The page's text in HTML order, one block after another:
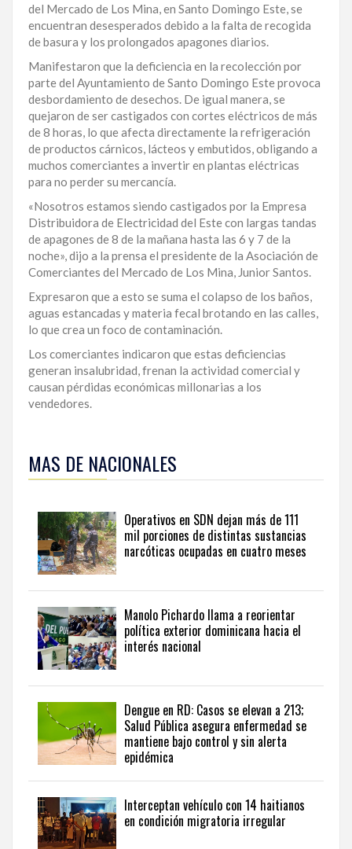
SANTO
DOMINGO
SANTIAGO
SAN
JUAN
LA
ALTAGRACIA
PUERTO
PLATA
CONTÁCTENOS
del Mercado de Los Mina, en Santo Domingo Este, se
encuentran desesperados debido a la falta de recogida
de basura y los prolongados apagones diarios.
Manifestaron que la deficiencia en la recolección por
parte del Ayuntamiento de Santo Domingo Este provoca
desbordamiento de desechos. De igual manera, se
quejaron de ser castigados con cortes eléctricos de más
de 8 horas, lo que afecta directamente la refrigeración
de productos cárnicos, lácteos y embutidos, obligando a
muchos comerciantes a invertir en plantas eléctricas
para no perder su mercancía.
«Nosotros estamos siendo castigados por la Empresa
Distribuidora de Electricidad del Este con largas tandas
de apagones de 8 de la mañana hasta las 6 y 7 de la
noche», dijo a la prensa el presidente de la Asociación de
Comerciantes del Mercado de Los Mina, Junior Santos.
Expresaron que a esto se suma el colapso de los baños,
aguas estancadas y materia fecal brotando en las calles,
lo que crea un foco de contaminación.
Los comerciantes indicaron que estas deficiencias
generan insalubridad, frenan la actividad comercial y
causan pérdidas económicas millonarias a los
vendedores.
esta
información
seguir
actualidad
del
país
desde
una
perspectiva
internacional,
visite
the
latest
news
the
Dominican
English.
MAS DE NACIONALES
Operativos en SDN dejan más de 111
mil porciones de distintas sustancias
narcóticas ocupadas en cuatro meses
Manolo Pichardo llama a reorientar
política exterior dominicana hacia el
interés nacional
Dengue en RD: Casos se elevan a 213;
Salud Pública asegura enfermedad se
mantiene bajo control y sin alerta
epidémica
Interceptan vehículo con 14 haitianos
en condición migratoria irregular